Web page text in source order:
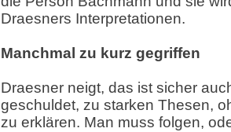
Draesners Interpretationen.
Manchmal zu kurz gegriffen
Draesner neigt, das ist sicher
geschuldet, zu starken Thesen,
zu erklären. Man muss folgen,